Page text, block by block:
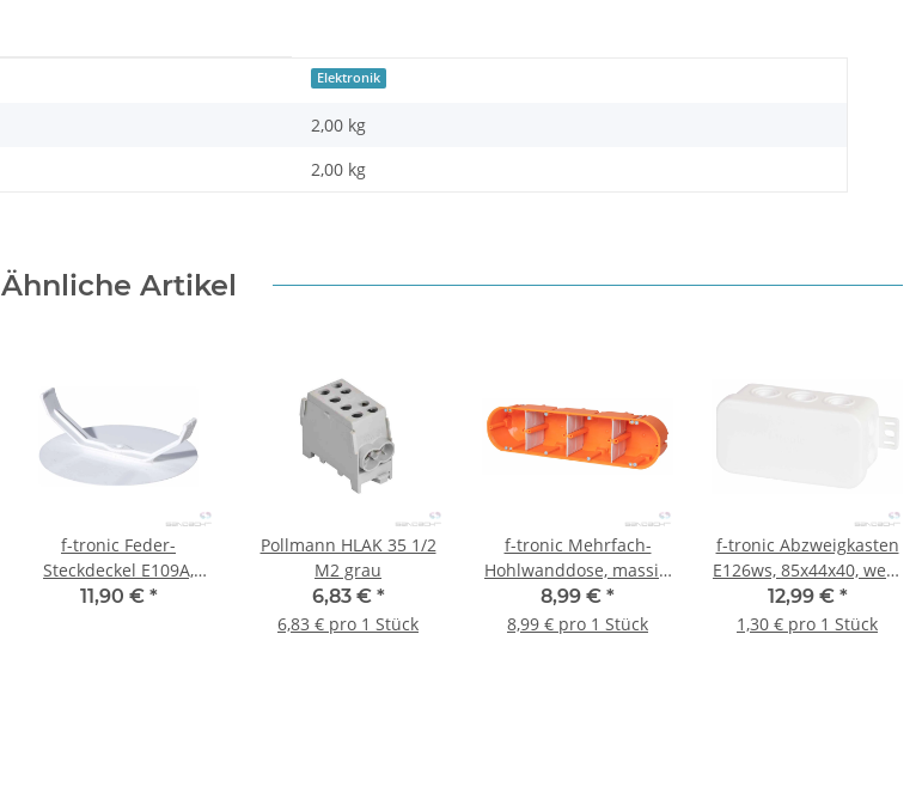
Elektronik
2,00 kg
2,00 kg
Ähnliche Artikel
f-tronic Feder-
Steckdeckel E109A,
60mm, 50 Stück
11,90 € *
Pollmann HLAK 35 1/2
M2 grau
6,83 € *
6,83 € pro 1 Stück
f-tronic Mehrfach-
Hohlwanddose, massiv,
HW40, 4-fach, 1 Stück
8,99 € *
8,99 € pro 1 Stück
f-tronic Abzweigkasten
E126ws, 85x44x40, weiß
- 10 Stück
12,99 € *
1,30 € pro 1 Stück